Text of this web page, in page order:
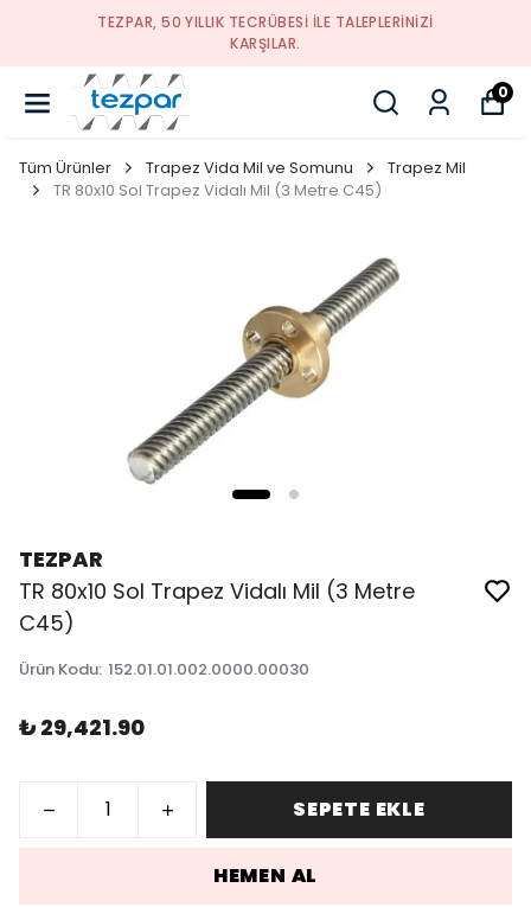
TEZPAR, 50 YILLIK TECRÜBESI ILE TALEPLERINIZI
KARŞILAR.
0
Tüm Ürünler Trapez Vida Mil ve Somunu
Trapez Mil
TR 80x10 Sol Trapez Vidalı Mil (3 Metre C45)
TEZPAR
TR 80x10 Sol Trapez Vidalı Mil (3 Metre
C45)
Ürün Kodu: 152.01.01.002.0000.00030
₺ 29,421.90
SEPETE EKLE
HEMEN AL